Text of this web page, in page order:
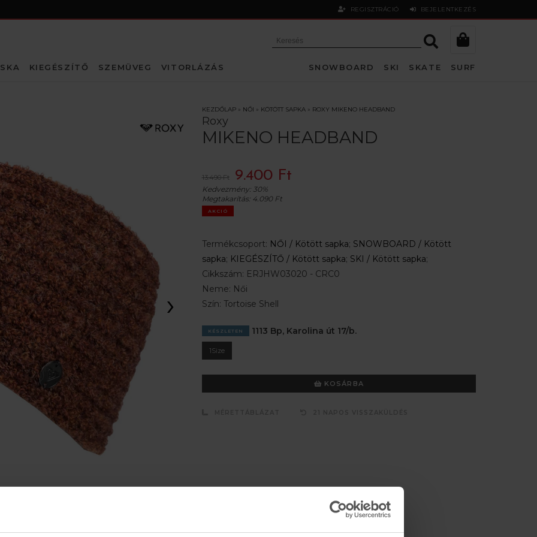
REGISZTRÁCIÓ BEJELENTKEZÉS
KIEGÉSZÍTŐ SZEMÜVEG VITORLÁZÁS SNOWBOARD SKI SKATE SURF
›
KEZDŐLAP» NŐI » KÖTÖTT SAPKA» ROXY MIKENO HEADBAND
Roxy
MIKENO HEADBAND
13.490 Ft 9.400 Ft
Kedvezmény: 30%
Megtakarítás: 4.090 Ft
AKCIÓ
Termékcsoport: NŐI / Kötött sapka; SNOWBOARD / Kötött
sapka; KIEGÉSZÍTŐ / Kötött sapka; SKI / Kötött sapka;
Cikkszám: ERJHW03020 - CRC0
Neme: Női
Szín: Tortoise Shell
KÉSZLETEN 1113 Bp, Karolina út 17/b.
1Size
KOSÁRBA